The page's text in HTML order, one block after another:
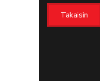
Takaisin